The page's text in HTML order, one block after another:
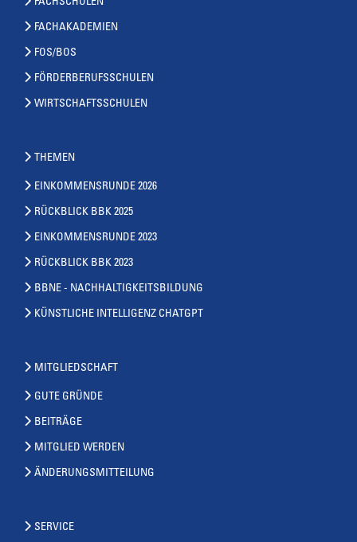
FACHAKADEMIEN
FOS/BOS
FÖRDERBERUFSSCHULEN
WIRTSCHAFTSSCHULEN
THEMEN
EINKOMMENSRUNDE 2026
RÜCKBLICK BBK 2025
EINKOMMENSRUNDE 2023
RÜCKBLICK BBK 2023
BBNE - NACHHALTIGKEITSBILDUNG
KÜNSTLICHE INTELLIGENZ CHATGPT
MITGLIEDSCHAFT
GUTE GRÜNDE
BEITRÄGE
MITGLIED WERDEN
ÄNDERUNGSMITTEILUNG
SERVICE